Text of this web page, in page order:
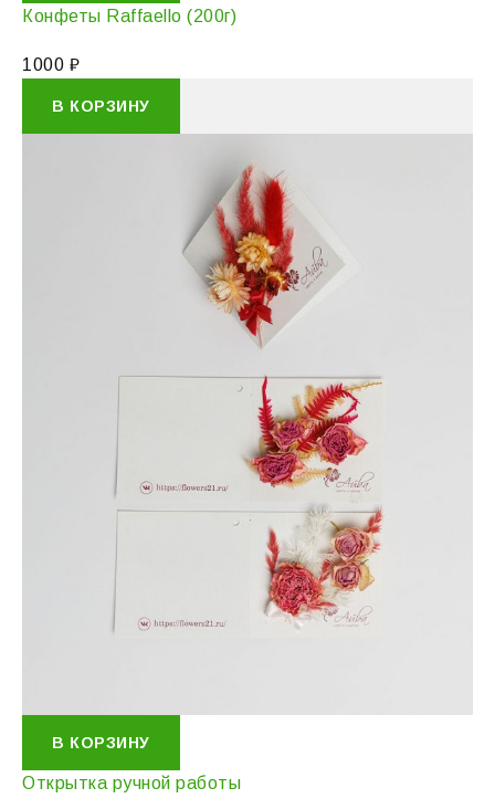
Конфеты Raffaello (200г)
1000 ₽
В КОРЗИНУ
В КОРЗИНУ
Открытка ручной работы